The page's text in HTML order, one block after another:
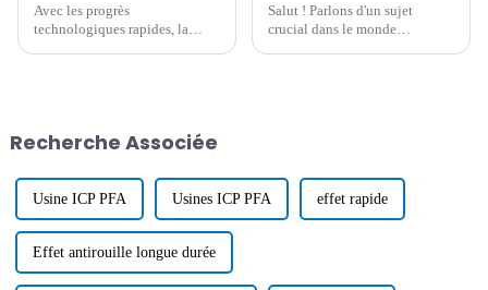
Avec les progrès
technologiques rapides, la
Salut ! Parlons d'un sujet
crucial dans le monde
Recherche Associée
Usine ICP PFA Usines ICP PFA effet rapide
Effet antirouille longue durée